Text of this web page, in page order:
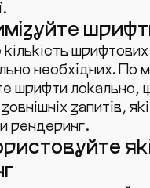
шрифтових
необхідних. По
шрифти локально,
зовнішніх запитів,
рендеринг.